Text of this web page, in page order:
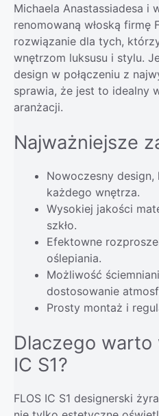
Michaela Anastassiadesa i
renomowaną włoską firmę
rozwiązanie dla tych,
wnętrzom luksusu i stylu.
design w połączeniu z
sprawia, że jest to idealny
aranżacji.
Najważniejsze
Nowoczesny
każdego wnętrza.
Wysokiej jakości
szkło.
Efektowne
oślepiania.
Możliwość
dostosowanie
Prosty montaż i
Dlaczego warto
IC S1?
FLOS IC S1 designerski